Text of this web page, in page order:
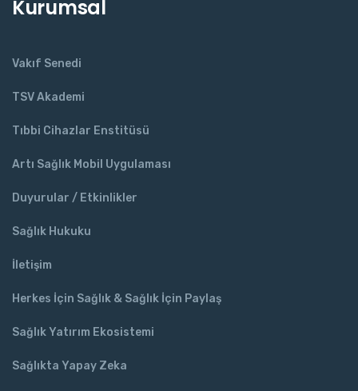
Kurumsal
Vakıf Senedi
TSV Akademi
Tıbbi Cihazlar Enstitüsü
Artı Sağlık Mobil Uygulaması
Duyurular / Etkinlikler
Sağlık Hukuku
İletişim
Herkes İçin Sağlık & Sağlık İçin Paylaş
Sağlık Yatırım Ekosistemi
Sağlıkta Yapay Zeka